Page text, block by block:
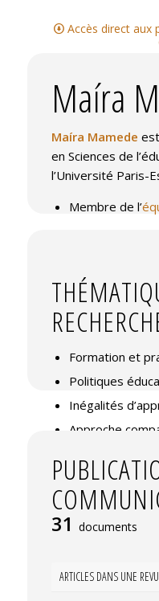
Accès direct aux
Maíra
Maíra Mamede
en Sciences de
l’Université Paris-
Membre de l’
Formation et
Politiques
Inégalités
Approche
31 documents
ARTICLES DANS UNE